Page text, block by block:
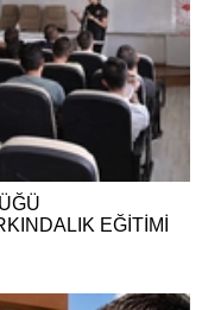
EĞİTİMİ